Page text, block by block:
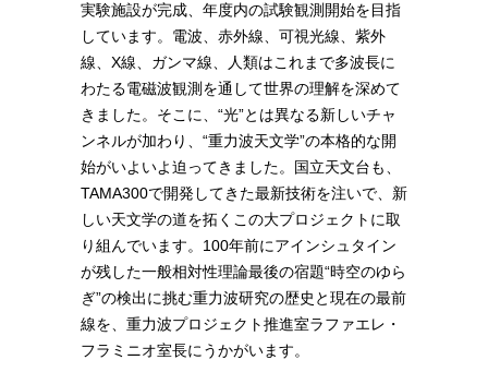
実験施設が完成、年度内の試験観測開始を目指
しています。電波、赤外線、可視光線、紫外
線、X線、ガンマ線、人類はこれまで多波長に
わたる電磁波観測を通して世界の理解を深めて
きました。そこに、“光”とは異なる新しいチャ
ンネルが加わり、“重力波天文学”の本格的な開
始がいよいよ迫ってきました。国立天文台も、
TAMA300で開発してきた最新技術を注いで、新
しい天文学の道を拓くこの大プロジェクトに取
り組んでいます。100年前にアインシュタイン
が残した一般相対性理論最後の宿題“時空のゆら
ぎ”の検出に挑む重力波研究の歴史と現在の最前
線を、重力波プロジェクト推進室ラファエレ・
フラミニオ室長にうかがいます。